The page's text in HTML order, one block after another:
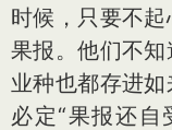
时候，只要不
果报。他们不
业种也都存进如
必定“果报还自